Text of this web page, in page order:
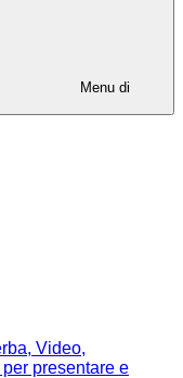
Menu di
Video,
presentare e